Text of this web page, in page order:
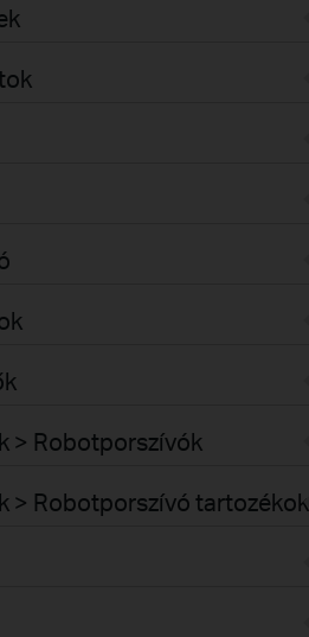
> Robotporszívók
> Robotporszívó tartozékok